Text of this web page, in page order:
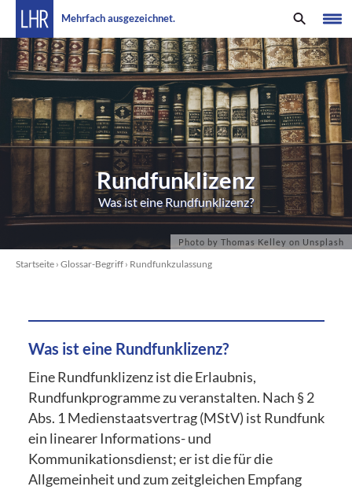
Mehrfach ausgezeichnet.
Rundfunklizenz
Was ist eine Rundfunklizenz?
Startseite › Glossar-Begriff › Rundfunkzulassung
Was ist eine Rundfunklizenz?
Eine Rundfunklizenz ist die Erlaubnis,
Rundfunkprogramme zu veranstalten. Nach § 2
Abs. 1 Medienstaatsvertrag (MStV) ist Rundfunk
ein linearer Informations- und
Kommunikationsdienst; er ist die für die
Allgemeinheit und zum zeitgleichen Empfang